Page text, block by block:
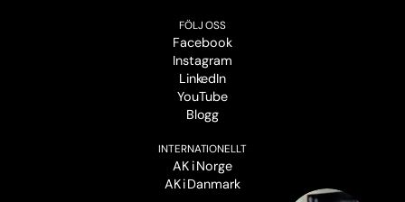
FÖLJ OSS
Facebook
Instagram
LinkedIn
YouTube
Blogg
INTERNATIONELLT
AK i Norge
AK i Danmark